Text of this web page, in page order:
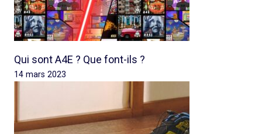
Qui sont A4E ? Que font-ils ?
14 mars 2023